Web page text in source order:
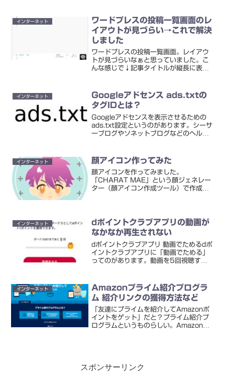
「upstream connect error or ...
インターネット
ワードプレスの投稿一覧画面のレ
イアウトが見づらい→これで解決
しました
ワードプレスの投稿一覧画面。レイアウ
トが見づらいなぁと思っていました。こ
んな感じで↓記事タイトルが縦長に表示
り解決しました。やり方はこうです。表
示オプションをクリックワー...
インターネット
Googleアドセンス ads.txtの
タグIDとは？
Googleアドセンスを表示させるための
ads.txt設定というのがあります。シーサ
ーブログやソネットブログなどのヘルプ
た。例）AdSenseの場合google.co...
インターネット 顔アイコン作ってみた
顔アイコンを作ってみました。
「CHARAT MAE」という顔ジェネレー
ター（顔アイコン作成ツール）で作成。
インターネット
dポイントクラブアプリの動画が
なかなか再生されない
dポイントクラブアプリ 動画でためるdポ
イントクラブアプリに「動画でためる」
ってのがあります。動画を5回視聴する
生されず、見られないしかし「動画をみ
る」ボタンを押して...
インターネット
Amazonプライム紹介プログラ
ム 紹介リンクの獲得方法など
「友達にプライムを紹介してAmazonポ
イントをゲット」だと？プライム紹介プ
ログラムというものらしい。Amazonプ
スポンサーリンク